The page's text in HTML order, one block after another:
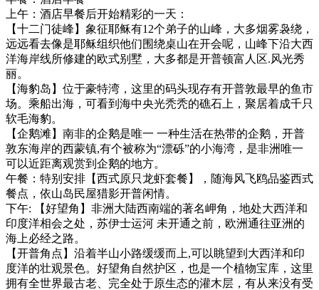
上午：酒店早餐后开始精彩的一天：
【十二门徒峰】象征耶稣有12个弟子的山峰，大多烟雾袅绕，
远远看去像是耶稣组织他们围绕桌山在开会呢，山峰下沿大西
洋海岸线所修建的欧式别墅，大多都是开普顿富人区.风光秀
丽。
【海豹岛】位于豪特湾，这里的码头现存有开普敦最早的鱼市
场。乘船出海，可看到海中央光秃秃的礁石上，聚居着成千只
软毛海豹。
【企鹅滩】南非的企鹅是唯一 一种生活在热带的企鹅，开普
敦东海岸的西蒙镇,有个被称为“漂砾”的小海湾，是非洲唯一
可以近距离观赏到企鹅的地方。
午餐：特别安排【西式原只龙虾套餐】，随海风飞鸥品鉴西式
餐点，依山岛民屋猎影开普闲情。
下午: 【好望角】非洲大陆西南端的著名岬角，地处大西洋和
印度洋相会之处，苏伊士运河 未开通之前，欧洲通往亚洲的
海上必经之路。
【开普角点】沿着半山小路缓缓而上,可以眺望到大西洋和印
度洋的壮观景色。好望角自然护区，也是一个植物宝库，这里
拥有全世界最古老、完全处于原生态的灌木层，有从来没有受